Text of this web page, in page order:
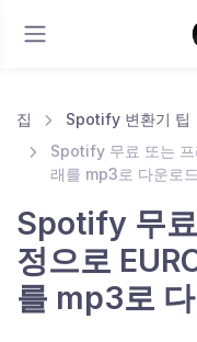
집
Spotify 변환기 팁
Spotify 무료 또는 프
래를 mp3로 다운로드
Spotify 무
정으로
를 mp3로